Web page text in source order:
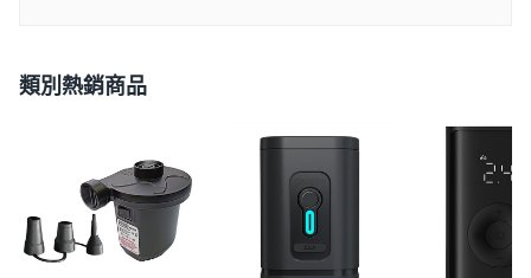
類別熱銷商品